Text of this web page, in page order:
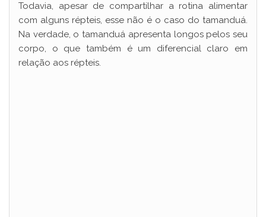
Todavia, apesar de compartilhar a rotina alimentar
com alguns répteis, esse não é o caso do tamanduá.
Na verdade, o tamanduá apresenta longos pelos seu
corpo, o que também é um diferencial claro em
relação aos répteis.